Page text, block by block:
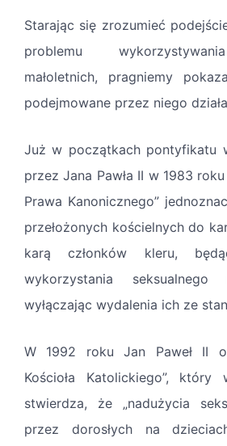
Starając się zrozumieć
problemu
małoletnich, pragniemy
podejmowane przez niego
Już w początkach pontyfikatu
przez Jana Pawła II w 1983
Prawa Kanonicznego”
przełożonych kościelnych do
karą członków kleru,
wykorzystania seksualnego
wyłączając wydalenia ich ze
W 1992 roku Jan Paweł II
Kościoła Katolickiego”,
stwierdza, że „nadużycia
przez dorosłych na